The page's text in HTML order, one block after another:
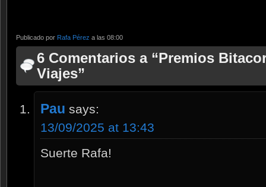
Publicado por Rafa Pérez a las 08:00
6 Comentarios a “Premios
Viajes”
Pau says:
13/09/2025 at 13:43
Suerte Rafa!